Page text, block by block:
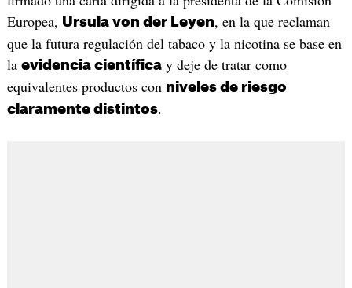
Europea, Ursula von der Leyen, en la que reclaman
que la futura regulación del tabaco y la nicotina se base en
la evidencia científicay deje de tratar como
equivalentes productos con niveles de riesgo
claramente distintos.